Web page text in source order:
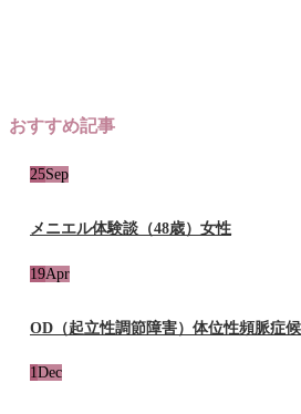
おすすめ記事
25Sep
メニエル体験談（48歳）女性
19Apr
OD（起立性調節障害）体位性頻脈症
1Dec